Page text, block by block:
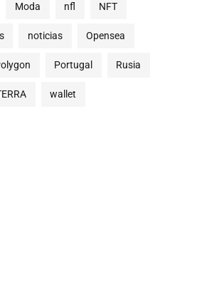
Moda nfl NFT
noticias Opensea
Portugal Rusia
wallet